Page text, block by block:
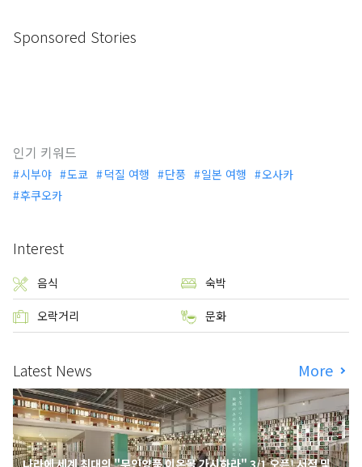
Sponsored Stories
인기 키워드
시부야 도쿄 덕질 여행 단풍 일본 여행
오사카
후쿠오카
Interest
음식 숙박
오락거리 문화
Latest News More
나라에 세계 최대의 "무인양품 이온몰 가시하라" 3/1 오픈! 서점 및